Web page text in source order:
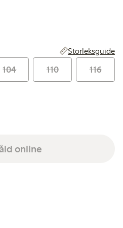
Storleksguide
104 110 116
online